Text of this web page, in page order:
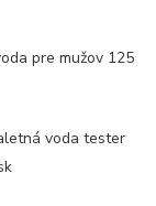
pre mužov 125
voda tester